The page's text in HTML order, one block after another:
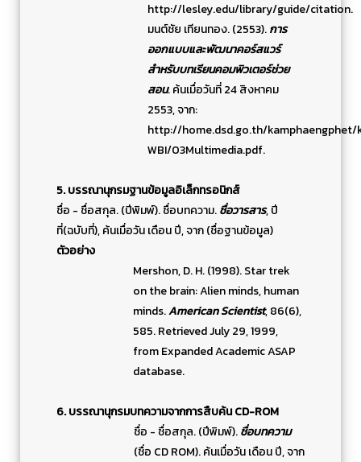
http://lesley.edu/library/guide/citation.
มนต์ชัย เทียนทอง. (2553).การ
ออกแบบและพัฒนาคอร์สแวร์
สำหรับบทเรียนคอมพิวเตอร์ช่วย
สอน. ค้นเมื่อวันที่ 24 สิงหาคม
2553, จาก:
http://home.dsd.go.th/
WBI/03Multimedia.pdf.
5. บรรณานุกรมฐานข้อมูลอิเล็กทรอนิกส์
ชื่อ - ชื่อสกุล. (ปีพิมพ์). ชื่อบทความ.ชื่อวารสาร, ปี
ที่(ฉบับที่), ค้นเมื่อวัน เดือน ปี, จาก (ชื่อฐานข้อมูล)
ตัวอย่าง
Mershon, D. H. (1998). Star trek
on the brain: Alien minds, human
minds.American Scientist, 86(6),
585. Retrieved July 29, 1999,
from Expanded Academic ASAP
database.
6. บรรณานุกรมบทความจากการสืบค้นCD-ROM
ชื่อ - ชื่อสกุล. (ปีพิมพ์).ชื่อบทความ
(ชื่อ CD ROM). ค้นเมื่อวัน เดือน ปี, จาก